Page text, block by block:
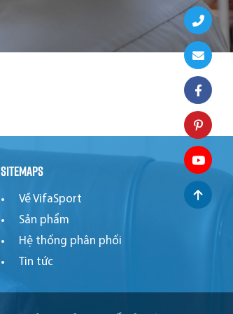
Sitemaps
Về VifaSport
Sản phẩm
Hệ thống phân phối
Tin tức